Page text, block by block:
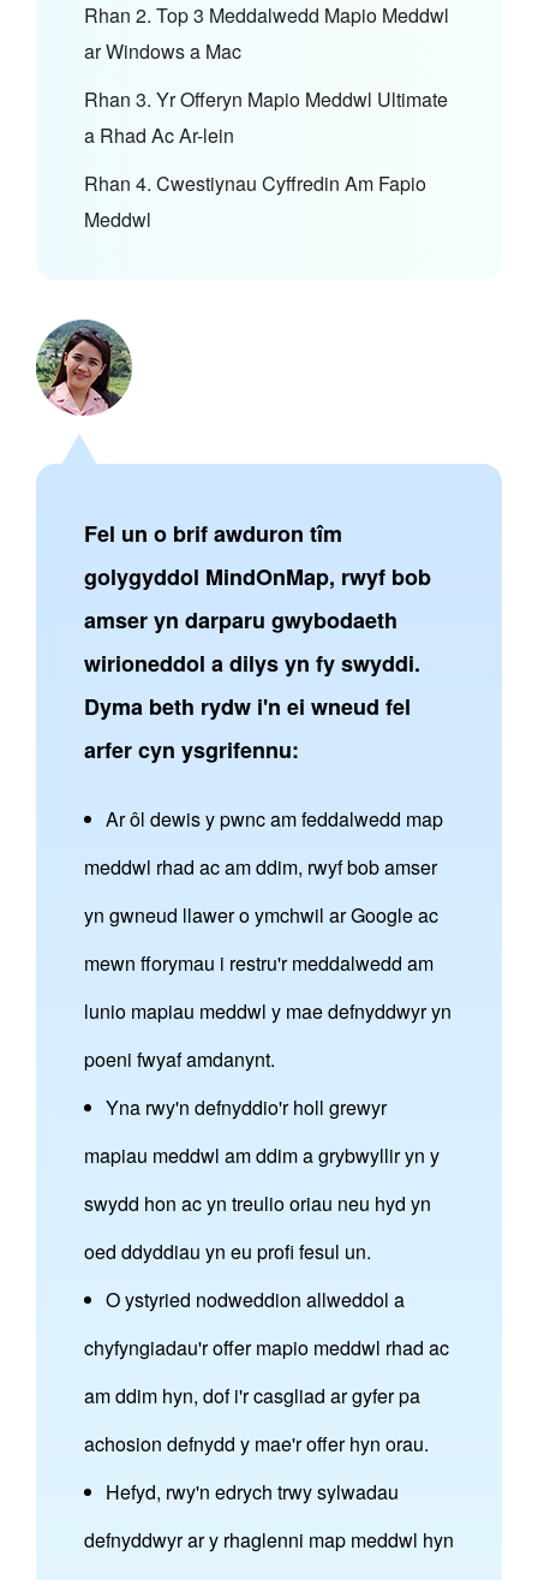
Rhan 2. Top 3 Meddalwedd Mapio Meddwl
ar Windows a Mac
Rhan 3. Yr Offeryn Mapio Meddwl Ultimate
a Rhad Ac Ar-lein
Rhan 4. Cwestiynau Cyffredin Am Fapio
Meddwl
Fel un o brif awduron tîm
golygyddol MindOnMap, rwyf bob
amser yn darparu gwybodaeth
wirioneddol a dilys yn fy swyddi.
Dyma beth rydw i'n ei wneud fel
arfer cyn ysgrifennu:
Ar ôl dewis y pwnc am feddalwedd map
meddwl rhad ac am ddim, rwyf bob amser
yn gwneud llawer o ymchwil ar Google ac
mewn fforymau i restru'r meddalwedd am
lunio mapiau meddwl y mae defnyddwyr yn
poeni fwyaf amdanynt.
Yna rwy'n defnyddio'r holl grewyr
mapiau meddwl am ddim a grybwyllir yn y
swydd hon ac yn treulio oriau neu hyd yn
oed ddyddiau yn eu profi fesul un.
O ystyried nodweddion allweddol a
chyfyngiadau'r offer mapio meddwl rhad ac
am ddim hyn, dof i'r casgliad ar gyfer pa
achosion defnydd y mae'r offer hyn orau.
Hefyd, rwy'n edrych trwy sylwadau
defnyddwyr ar y rhaglenni map meddwl hyn